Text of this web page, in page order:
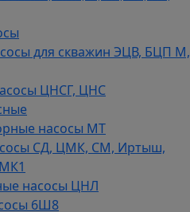
для скважин ЭЦВ, БЦП М,
ЦНСГ, ЦНС
насосы МТ
СД, ЦМК, СМ, Иртыш,
насосы ЦНЛ
6Ш8